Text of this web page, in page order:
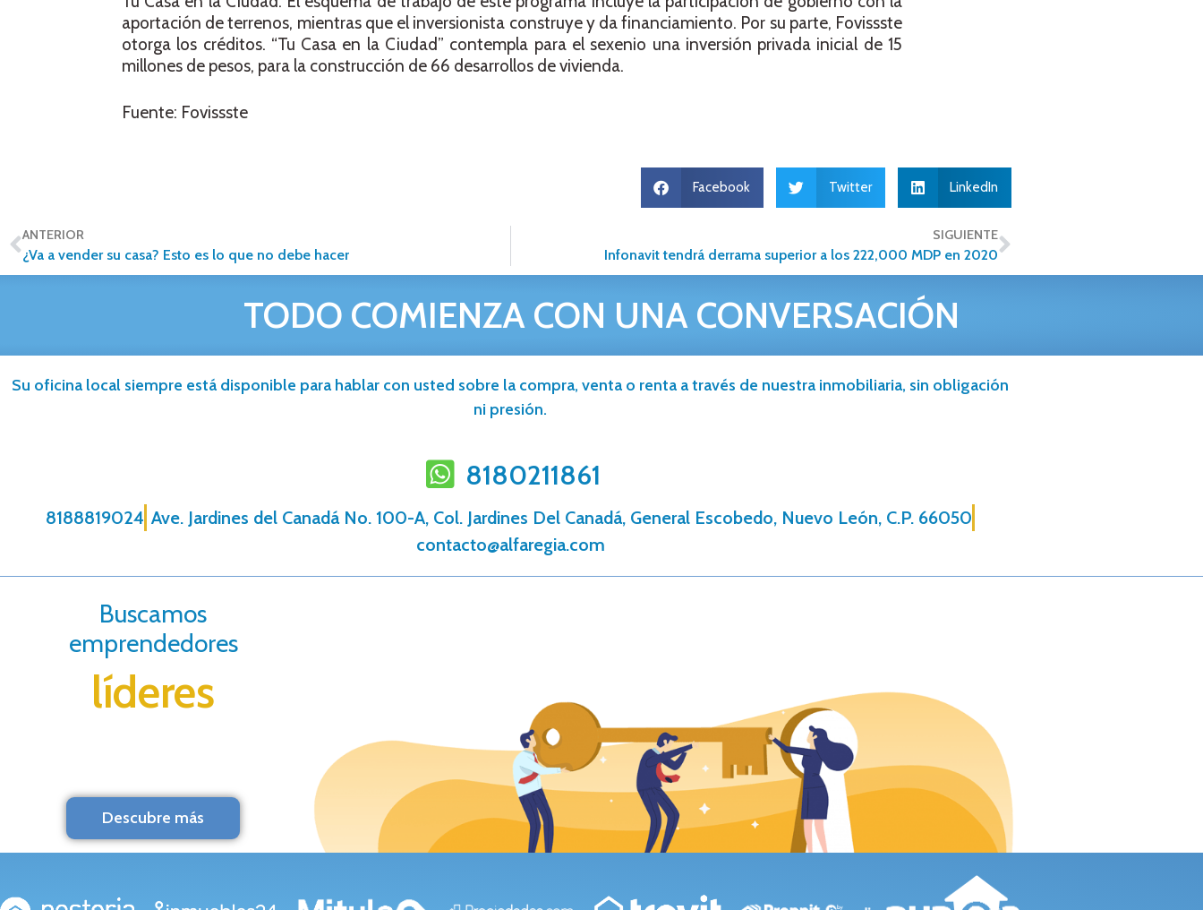
aportación de terrenos, mientras que el inversionista construye y da financiamiento. Por su parte, Fovissste
otorga los créditos. “Tu Casa en la Ciudad” contempla para el sexenio una inversión privada inicial de 15
millones de pesos, para la construcción de 66 desarrollos de vivienda.
Fuente: Fovissste
Facebook Twitter LinkedIn
ANTERIOR
¿Va a vender su casa? Esto es lo que no debe hacer
SIGUIENTE
Infonavit tendrá derrama superior a los 222,000 MDP en 2020
TODO COMIENZA CON UNA CONVERSACIÓN
Su oficina local siempre está disponible para hablar con usted sobre la compra, venta o renta a través de nuestra inmobiliaria, sin obligación
ni presión.
8180211861
8188819024 Ave. Jardines del Canadá No. 100-A, Col. Jardines Del Canadá, General Escobedo, Nuevo León, C.P. 66050
contacto@alfaregia.com
Buscamos
emprendedores
líderes
Descubre más